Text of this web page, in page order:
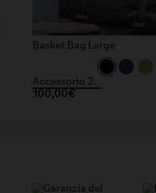
Accessorio 2.
Basket Bag Large
100,00€